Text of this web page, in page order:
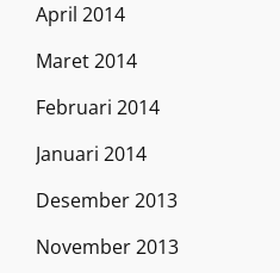
April 2014
Maret 2014
Februari 2014
Januari 2014
Desember 2013
November 2013